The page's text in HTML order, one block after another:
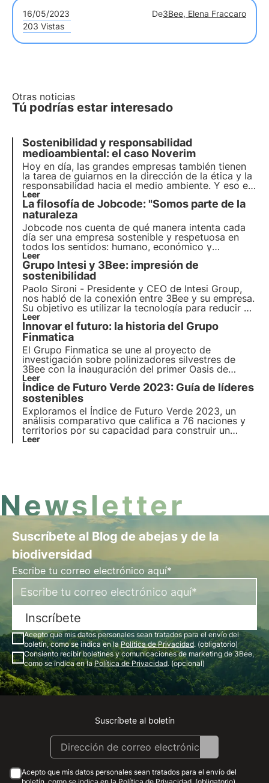
16/05/2023 De3Bee, Elena Fraccaro
203 Vistas
Otras noticias
Tú podrías estar interesado
Sostenibilidad y responsabilidad
medioambiental: el caso Noverim
Hoy en día, las grandes empresas también tienen
la tarea de guiarnos en la dirección de la ética y la
responsabilidad hacia el medio ambiente. Y eso es
exactamente lo que ha hecho Noverim, uniéndose
al proyecto Pollinate the future de 3Bee.
Leer
La filosofía de Jobcode: "Somos parte de la
naturaleza
Jobcode nos cuenta de qué manera intenta cada
día ser una empresa sostenible y respetuosa en
todos los sentidos: humano, económico y
medioambiental. Apoyar la regeneración de la
biodiversidad es un paso clave en este camino.
Leer
Grupo Intesi y 3Bee: impresión de
sostenibilidad
Paolo Sironi - Presidente y CEO de Intesi Group,
nos habló de la conexión entre 3Bee y su empresa.
Su objetivo es utilizar la tecnología para reducir el
impacto medioambiental, desde la firma
electrónica hasta los servicios para acompañar a
las empresas en su Transformación Digital.
Leer
Innovar el futuro: la historia del Grupo
Finmatica
El Grupo Finmatica se une al proyecto de
investigación sobre polinizadores silvestres de
3Bee con la inauguración del primer Oasis de
Biodiversidad: un signo tangible de
responsabilidad medioambiental. La entrevista con
Domenico Gualtieri, Presidente del Consejo de
Administración de Finmatica.
Leer
Índice de Futuro Verde 2023: Guía de líderes
sostenibles
Exploramos el Índice de Futuro Verde 2023, un
análisis comparativo que califica a 76 naciones y
territorios por su capacidad para construir un
futuro sostenible y con bajas emisiones de
Leer
Newsletter
Suscríbete al Blog de abejas y de la
biodiversidad
Escribe tu correo electrónico aquí*
Inscríbete
Acepto que mis datos personales sean tratados para el envío del
boletín, como se indica en laPolítica de Privacidad. (obligatorio)
Consiento recibir boletines y comunicaciones de marketing de 3Bee,
como se indica en laPolítica de Privacidad. (opcional)
Instagram
Facebook
Linkedin
Youtube
Suscríbete al boletín
Acepto que mis datos personales sean tratados para el envío del